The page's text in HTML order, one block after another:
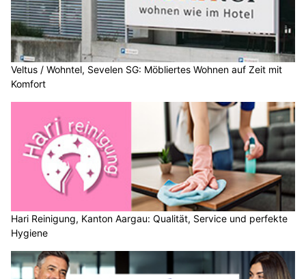
Veltus / Wohntel, Sevelen SG: Möbliertes Wohnen auf Zeit mit
Komfort
Hari Reinigung, Kanton Aargau: Qualität, Service und perfekte
Hygiene